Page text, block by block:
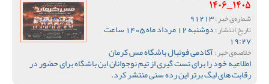
1405_1406
شماره‌ی خبر :
تاریخ انتشار : دوشنبه 12 مرداد ماه 1405 ساعت
19:27
خلاصه‌ی خبر :آکادمی فوتبال باشگاه مس کرمان
اطلاعیه خود را برای تست گیری از تیم نوجوانان این باشگاه برای حضور در
رقابت های لیگ برتر این رده سنی منتشر کرد.